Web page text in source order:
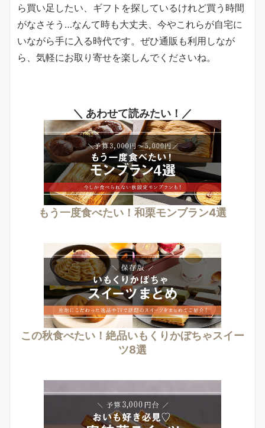
ら買い足したい、ギフトを探しているけれど買う時間
がなさそう…なんて時も大丈夫、今やこれらが自宅に
いながら手に入る時代です。ぜひ通販も利用しなが
ら、気軽にお取り寄せを楽しんでくださいね。
＼ あわせて読みたい！／
もう一度食べたい！和栗モンブラン4選
この秋食べたい！絶品いもくりかぼちゃスイー
ツ8選